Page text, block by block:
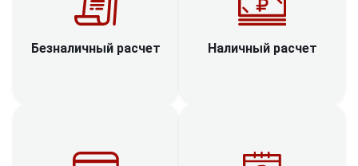
Безналичный расчет Наличный расчет